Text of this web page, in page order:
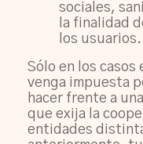
sociales,
la finalidad
los usuarios.
Sólo en los casos
venga impuesta
hacer frente a
que exija la
entidades